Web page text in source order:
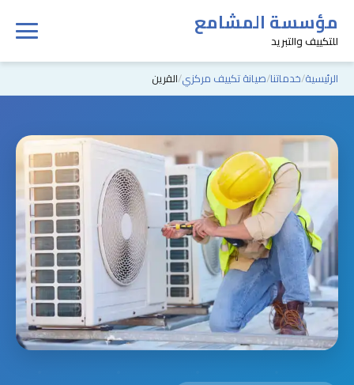
مؤسسة المشامع
للتكييف والتبريد
الرئيسية خدماتنا صيانة تكييف مركزي القرين